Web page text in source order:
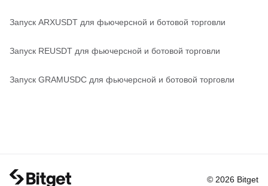
Запуск ARXUSDT для фьючерсной и ботовой торговли
Запуск REUSDT для фьючерсной и ботовой торговли
Запуск GRAMUSDC для фьючерсной и ботовой торговли
© 2026 Bitget